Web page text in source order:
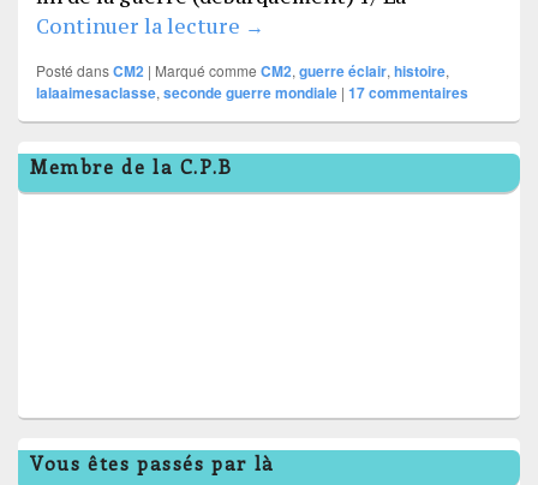
Continuer la lecture La seconde guerre mondiale
→
Posté dansCM2 | Marqué comme CM2, guerre éclair, histoire,
lalaaimesaclasse, seconde guerre mondiale | 17commentaires
Zone
principale
de
Membre de la C.P.B
Vous êtes passés par là